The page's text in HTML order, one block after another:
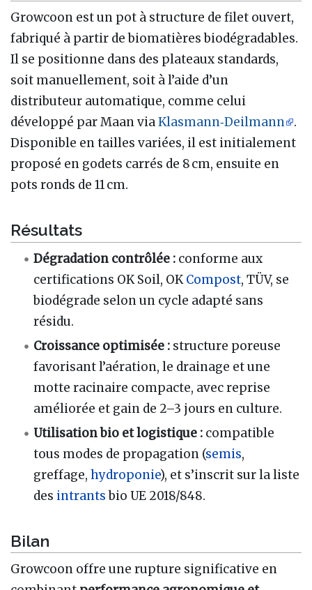
Growcoon est un pot à structure de filet ouvert,
fabriqué à partir de biomatières biodégradables.
Il se positionne dans des plateaux standards,
soit manuellement, soit à l’aide d’un
distributeur automatique, comme celui
développé par Maan viaKlasmann‑Deilmann
.
Disponible en tailles variées, il est initialement
proposé en godets carrés de 8 cm, ensuite en
pots ronds de 11 cm.
Résultats
Dégradation contrôlée : conforme aux
certifications OK Soil, OKCompost, TÜV, se
biodégrade selon un cycle adapté sans
résidu.
Croissance optimisée : structure poreuse
favorisant l’aération, le drainage et une
motte racinaire compacte, avec reprise
améliorée et gain de 2–3 jours en culture.
Utilisation bio et logistique : compatible
tous modes de propagation (semis,
greffage,hydroponie), et s’inscrit sur la liste
des intrantsbio UE 2018/848.
Bilan
Growcoon offre une rupture significative en